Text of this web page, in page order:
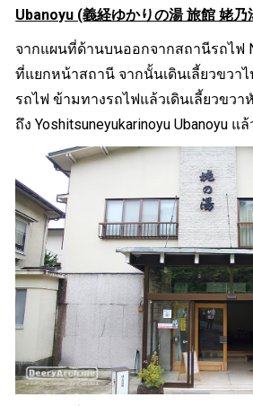
Ubanoyu (義経ゆかりの湯 旅館 姥乃
จากแผนที่ด้านบนออกจากสถานีรถไฟ
ที่แยกหน้าสถานี จากนั้นเดินเลี้ยวขวาไ
รถไฟ ข้ามทางรถไฟแล้วเดินเลี้ยวขว
ถึง Yoshitsuneyukarinoyu Ubanoyu แล้